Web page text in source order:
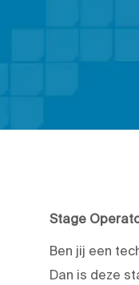
Stage
Ben jij een
Dan is deze